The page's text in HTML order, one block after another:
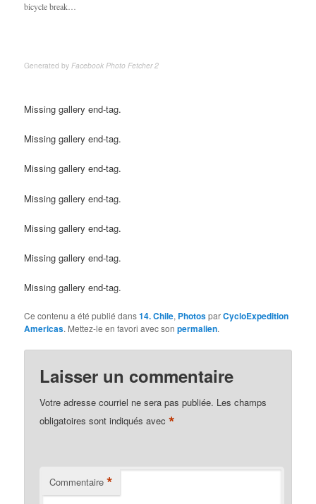
bicycle break…
Generated byFacebook Photo Fetcher 2
Missing gallery end-tag.
Missing gallery end-tag.
Missing gallery end-tag.
Missing gallery end-tag.
Missing gallery end-tag.
Missing gallery end-tag.
Missing gallery end-tag.
Ce contenu a été publié dans14. Chile, PhotosparCycloExpedition
Americas. Mettez-le en favori avec sonpermalien.
Laisser un commentaire
Votre adresse courriel ne sera pas publiée. Les champs
obligatoires sont indiqués avec*
Commentaire *